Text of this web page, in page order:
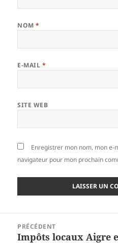
NOM*
E-MAIL *
SITE WEB
Enregistrer mon nom, mon e-
navigateur pour mon prochain
PRÉCÉDENT
Article
Impôts locaux Aigre